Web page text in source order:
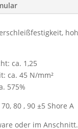
ca. 1,25
ca. 45 N/mm²
575%
80 , 90 ±5 Shore A
oder im Anschnitt.